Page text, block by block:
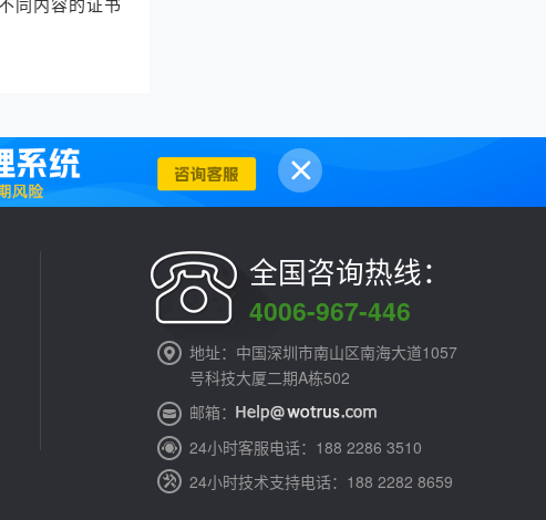
全国咨询热线：
4006-967-446
地址：中国深圳市南山区南海大道1057
号科技大厦二期A栋502
邮箱：
24小时客服电话：188 2286 3510
24小时技术支持电话：188 2282 8659